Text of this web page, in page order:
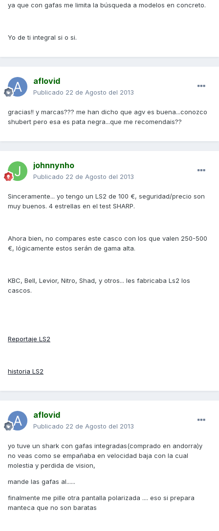
ya que con gafas me limita la búsqueda a modelos en concreto.
Yo de ti integral si o si.
aflovid
Publicado 22 de Agosto del 2013
gracias!! y marcas??? me han dicho que agv es buena...conozco
shubert pero esa es pata negra...que me recomendais??
johnnynho
Publicado 22 de Agosto del 2013
Sinceramente... yo tengo un LS2 de 100 €, seguridad/precio son
muy buenos. 4 estrellas en el test SHARP.
Ahora bien, no compares este casco con los que valen 250-500
€, lógicamente estos serán de gama alta.
KBC, Bell, Levior, Nitro, Shad, y otros... les fabricaba Ls2 los
cascos.
Reportaje LS2
historia LS2
aflovid
Publicado 22 de Agosto del 2013
yo tuve un shark con gafas integradas(comprado en andorra)y
no veas como se empañaba en velocidad baja con la cual
molestia y perdida de vision,
mande las gafas al......
finalmente me pille otra pantalla polarizada .... eso si prepara
manteca que no son baratas